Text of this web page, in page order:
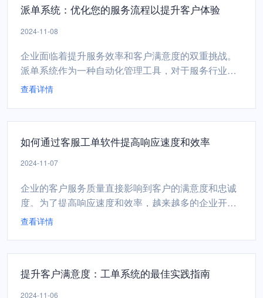
派单系统：优化您的服务流程以提升客户体验
2024-11-08
企业面临着提升服务效率和客户满意度的双重挑战。
派单系统作为一种自动化管理工具，对于服务行业的
企业来说，是提升客户体验的关键。以下是一些策
务的快速分配和跟踪，减少人工干预，提高效率。自
动化不仅能够减少...
查看详情
如何通过客服工单软件提高响应速度和效率
2024-11-07
企业的客户服务质量直接影响到客户的满意度和忠诚
度。为了提高响应速度和效率，越来越多的企业开始
采用客服工单软件来优化其客户服务流程。本文将探
出现错误。而客服工单软件可以根据预设的规则自动
将工单分配给最合适...
查看详情
提升客户满意度：工单系统的最佳实践指南
2024-11-06